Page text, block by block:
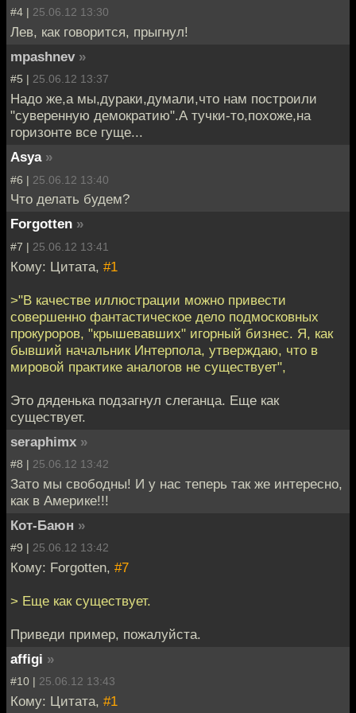
#4 | 25.06.12 13:30
Лев, как говорится, прыгнул!
mpashnev »
#5 | 25.06.12 13:37
Надо же,а мы,дураки,думали,что нам построили
"суверенную демократию".А тучки-то,похоже,на
горизонте все гуще...
Asya »
#6 | 25.06.12 13:40
Что делать будем?
Forgotten »
#7 | 25.06.12 13:41
Кому: Цитата, #1
>"В качестве иллюстрации можно привести
совершенно фантастическое дело подмосковных
прокуроров, "крышевавших" игорный бизнес. Я, как
бывший начальник Интерпола, утверждаю, что в
мировой практике аналогов не существует",
Это дяденька подзагнул слеганца. Еще как
существует.
seraphimx »
#8 | 25.06.12 13:42
Зато мы свободны! И у нас теперь так же интересно,
как в Америке!!!
Кот-Баюн »
#9 | 25.06.12 13:42
Кому: Forgotten, #7
> Еще как существует.
Приведи пример, пожалуйста.
affigi »
#10 | 25.06.12 13:43
Кому: Цитата, #1